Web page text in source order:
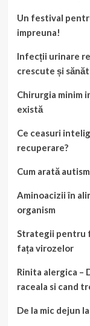
Un festival
impreuna!
Infecții urinare
crescute și
Chirurgia minim
există
Ce ceasuri
recuperare?
Cum arată
Aminoacizii în
organism
Strategii pentru
fața virozelor
Rinita alergica –
raceala si cand
De la mic dejun